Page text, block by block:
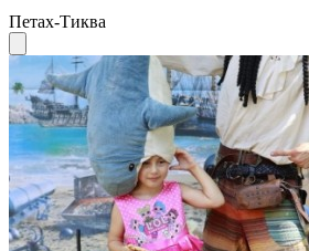
Петах-Тиква